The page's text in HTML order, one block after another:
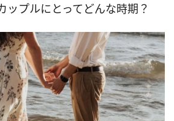
ップルにとってどんな時期？